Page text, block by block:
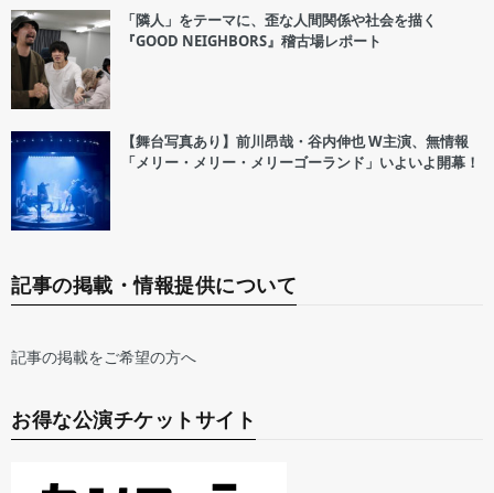
「隣人」をテーマに、歪な人間関係や社会を描く
『GOOD NEIGHBORS』稽古場レポート
【舞台写真あり】前川昂哉・谷内伸也 W主演、無情報
「メリー・メリー・メリーゴーランド」いよいよ開幕！
記事の掲載・情報提供について
記事の掲載をご希望の方へ
お得な公演チケットサイト